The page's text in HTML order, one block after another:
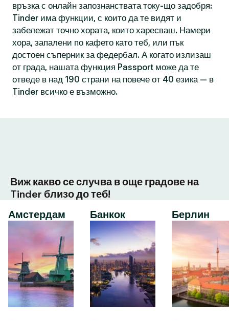
връзка с онлайн запознанствата току-що задобря:
Tinder има функции, с които да те видят и
забележат точно хората, които харесваш. Намери
хора, запалени по кафето като теб, или пък
достоен съперник за федербал. А когато излизаш
от града, нашата функция Passport може да те
отведе в над 190 страни на повече от 40 езика — в
Tinder всичко е възможно.
Виж какво се случва в още градове на
Tinder близо до теб!
Амстердам
Банкок Берлин